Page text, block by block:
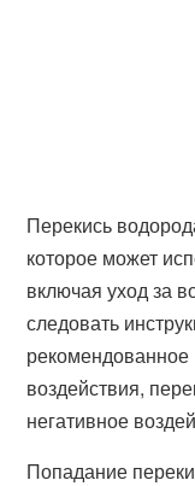
Перекись
которое может
включая уход за
следовать
рекомендованное
воздействия,
негативное
Попадание